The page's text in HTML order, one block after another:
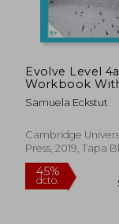
Evolve Level 4a
Workbook
Audio (en
Samuela Eckstut
Cambridge
Press, 2019, Tapa
Nuevo